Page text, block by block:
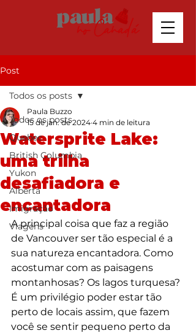
Post
Todos os posts
Quebec
British Columbia
Yukon
Alberta
Imigração
Viagens
Todos os posts
Watersprite Lake:
uma trilha
desafiadora e
encantadora
Paula Buzzo
15 de jan. de 2024 4 min de leitura
A principal coisa que faz a região
de Vancouver ser tão especial é a
sua natureza encantadora. Como
acostumar com as paisagens
montanhosas? Os lagos turquesa?
É um privilégio poder estar tão
perto de locais assim, que fazem
você se sentir pequeno perto da